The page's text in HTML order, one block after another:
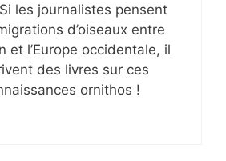
les journalistes pensent
d’oiseaux entre
et l’Europe occidentale, il
des livres sur ces
ornithos !